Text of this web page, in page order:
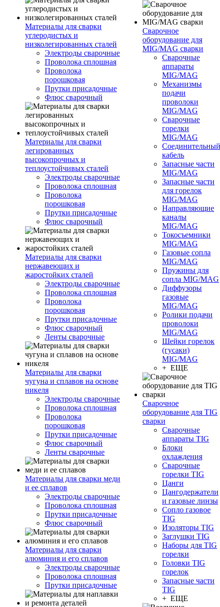
Материалы для сварки
углеродистых и
низколегированных сталей
Электроды сварочные
Проволока сплошная
Проволока
порошковая
Прутки присадочные
Флюс сварочный
Материалы для сварки
легированных
высокопрочных и
теплоустойчивых сталей
Электроды сварочные
Проволока сплошная
Проволока
порошковая
Прутки присадочные
Флюс сварочный
Материалы для сварки
нержавеющих и
жаростойких сталей
Электроды сварочные
Проволока сплошная
Проволока
порошковая
Прутки присадочные
Флюс сварочный
Ленты сварочные
Материалы для сварки
чугуна и сплавов на основе
никеля
Электроды сварочные
Проволока сплошная
Проволока
порошковая
Прутки присадочные
Флюс сварочный
Ленты сварочные
Материалы для сварки меди
и ее сплавов
Электроды сварочные
Проволока сплошная
Прутки присадочные
Флюс сварочный
Материалы для сварки
алюминия и его сплавов
Электроды сварочные
Проволока сплошная
Прутки присадочные
Сварочное
оборудование для
MIG/MAG сварки
Сварочные
аппараты
MIG/MAG
Механизмы
подачи
проволоки
MIG/MAG
Сварочные
горелки
MIG/MAG
Соединительный
кабель
Запасные части
MIG/MAG
Запасные части
для горелок
MIG/MAG
Направляющие
каналы
MIG/MAG
Токосъемники
MIG/MAG
Газовые сопла
MIG/MAG
Пружины для
сопла MIG/MAG
Диффузоры
газовые
MIG/MAG
Ролики подачи
проволоки
MIG/MAG
Шейки горелок
(гусаки)
MIG/MAG
+ ЕЩЕ
Сварочное
оборудование для TIG
сварки
Сварочные
аппараты TIG
Блоки
охлаждения
Сварочные
горелки TIG
Цанги
Цангодержатели
и газовые линзы
Сопло газовое
TIG
Изоляторы TIG
Заглушки TIG
Наборы для TIG
горелки
Головки TIG
горелок
Запасные части
TIG
+ ЕЩЕ